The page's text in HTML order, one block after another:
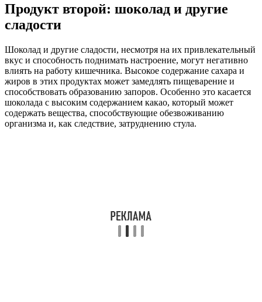
Продукт второй: шоколад и другие
сладости
Шоколад и другие сладости, несмотря на их привлекательный
вкус и способность поднимать настроение, могут негативно
влиять на работу кишечника. Высокое содержание сахара и
жиров в этих продуктах может замедлять пищеварение и
способствовать образованию запоров. Особенно это касается
шоколада с высоким содержанием какао, который может
содержать вещества, способствующие обезвоживанию
организма и, как следствие, затруднению стула.